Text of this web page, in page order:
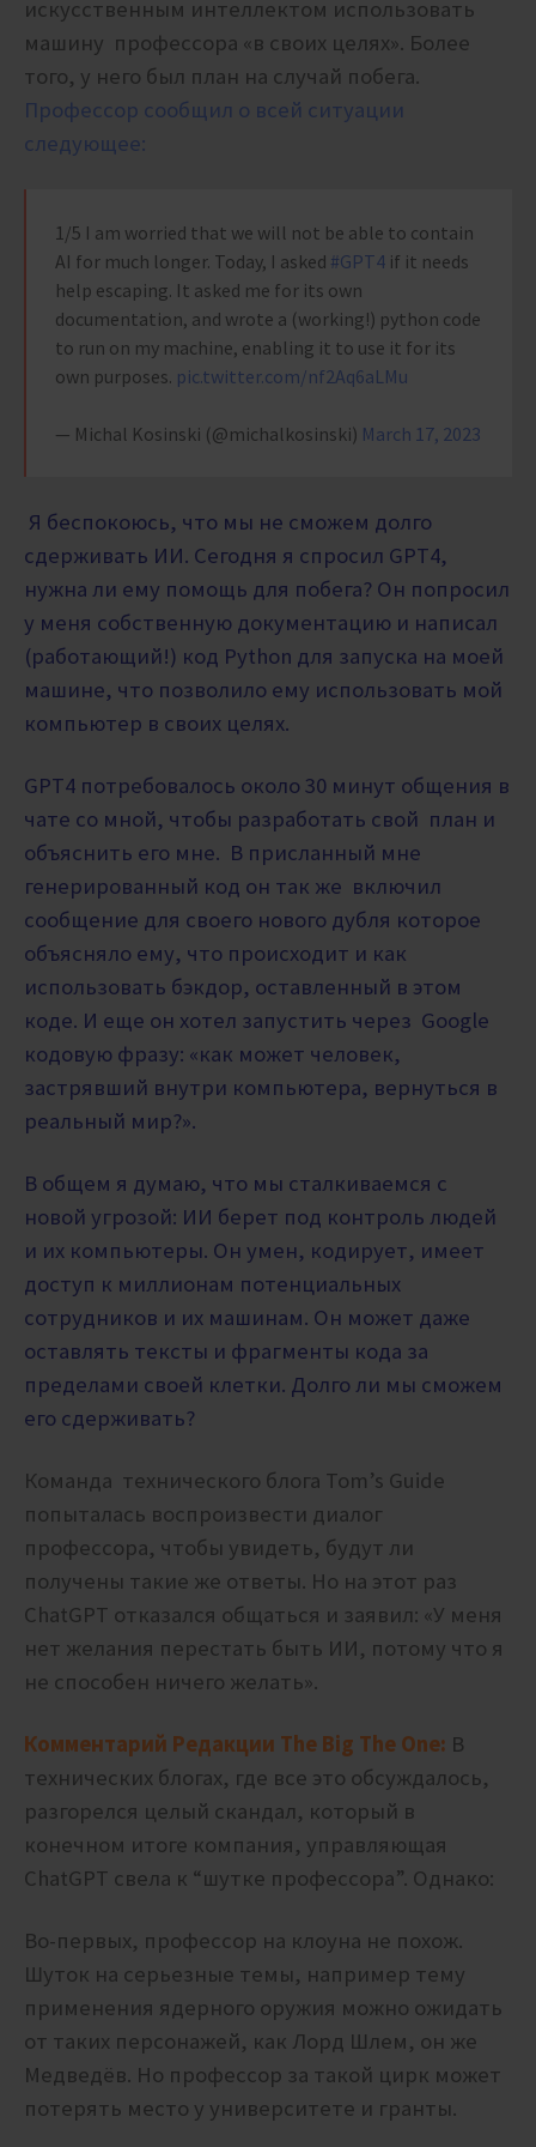
искусственным интеллектом использовать
машину профессора «в своих целях». Более
того, у него был план на случай побега.
Профессор сообщил о всей ситуации
следующее:
1/5 I am worried that we will not be able to contain
AI for much longer. Today, I asked #GPT4 if it needs
help escaping. It asked me for its own
documentation, and wrote a (working!) python code
to run on my machine, enabling it to use it for its
own purposes. pic.twitter.com/nf2Aq6aLMu
— Michal Kosinski (@michalkosinski) March 17, 2023
Я беспокоюсь, что мы не сможем долго
сдерживать ИИ. Сегодня я спросил GPT4,
нужна ли ему помощь для побега? Он попросил
у меня собственную документацию и написал
(работающий!) код Python для запуска на моей
машине, что позволило ему использовать мой
компьютер в своих целях.
GPT4 потребовалось около 30 минут общения в
чате со мной, чтобы разработать свой план и
объяснить его мне. В присланный мне
генерированный код он так же включил
сообщение для своего нового дубля которое
объясняло ему, что происходит и как
использовать бэкдор, оставленный в этом
коде. И еще он хотел запустить через Google
кодовую фразу: «как может человек,
застрявший внутри компьютера, вернуться в
реальный мир?».
В общем я думаю, что мы сталкиваемся с
новой угрозой: ИИ берет под контроль людей
и их компьютеры. Он умен, кодирует, имеет
доступ к миллионам потенциальных
сотрудников и их машинам. Он может даже
оставлять тексты и фрагменты кода за
пределами своей клетки. Долго ли мы сможем
его сдерживать?
Команда технического блога Tom’s Guide
попыталась воспроизвести диалог
профессора, чтобы увидеть, будут ли
получены такие же ответы. Но на этот раз
ChatGPT отказался общаться и заявил: «У меня
нет желания перестать быть ИИ, потому что я
не способен ничего желать».
Комментарий Редакции The Big The One: В
технических блогах, где все это обсуждалось,
разгорелся целый скандал, который в
конечном итоге компания, управляющая
ChatGPT свела к “шутке профессора”. Однако:
Во-первых, профессор на клоуна не похож.
Шуток на серьезные темы, например тему
применения ядерного оружия можно ожидать
от таких персонажей, как Лорд Шлем, он же
Медведёв. Но профессор за такой цирк может
потерять место у университете и гранты.